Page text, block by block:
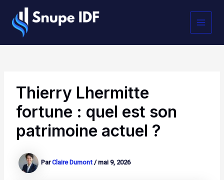
contenu
Thierry Lhermitte
fortune : quel est son
patrimoine actuel ?
ParClaire Dumont/mai 9, 2026